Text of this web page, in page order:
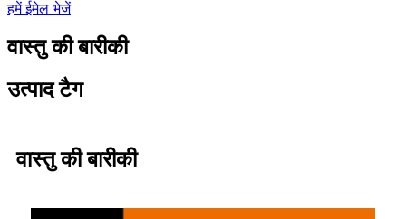
हमें ईमेल भेजें
वास्तु की बारीकी
उत्पाद टैग
वास्तु की बारीकी